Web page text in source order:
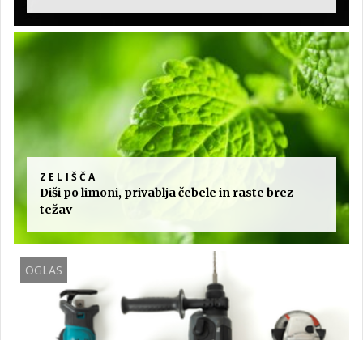
ZELIŠČA
Diši po limoni, privablja čebele in raste brez
težav
OGLAS